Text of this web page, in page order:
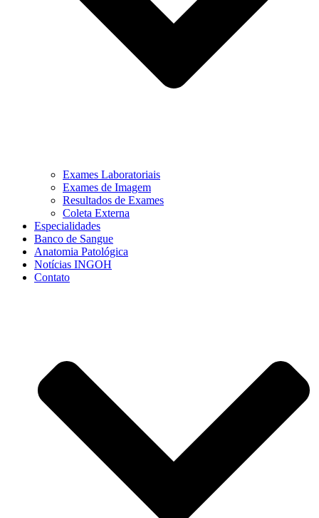
Exames Laboratoriais
Exames de Imagem
Resultados de Exames
Coleta Externa
Especialidades
Banco de Sangue
Anatomia Patológica
Notícias INGOH
Contato